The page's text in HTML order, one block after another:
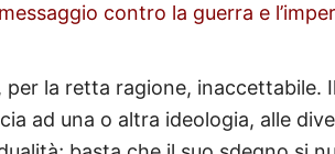
contro la guerra e
la retta ragione,
ad una o altra ideologia, alle